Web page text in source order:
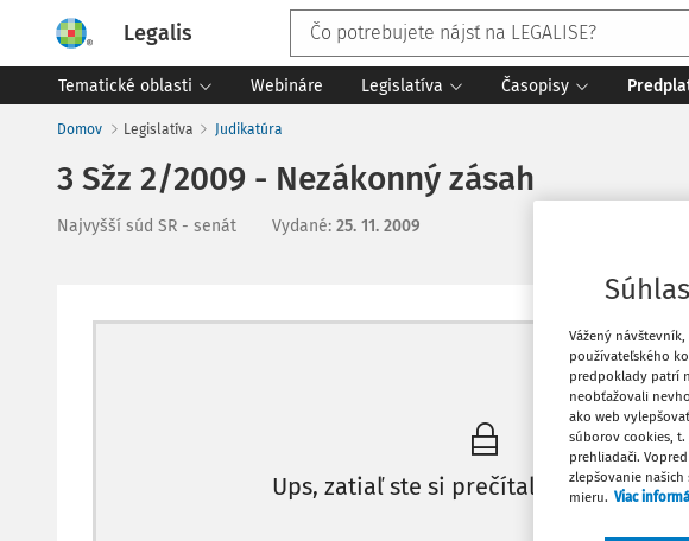
Legalis
Tematické oblasti Webináre Legislatíva Časopisy
Domov Legislatíva Judikatúra
3 Sžz 2/2009 - Nezákonný zásah
Najvyšší súd SR - senát Vydané: 25. 11. 2009
Máte
Ups, zatiaľ ste si prečítali len
Vážený
používateľského
predpoklady patrí
neobťažovali
ako web
súborov cookies,
prehliadači.
zlepšovanie
mieru. Viac